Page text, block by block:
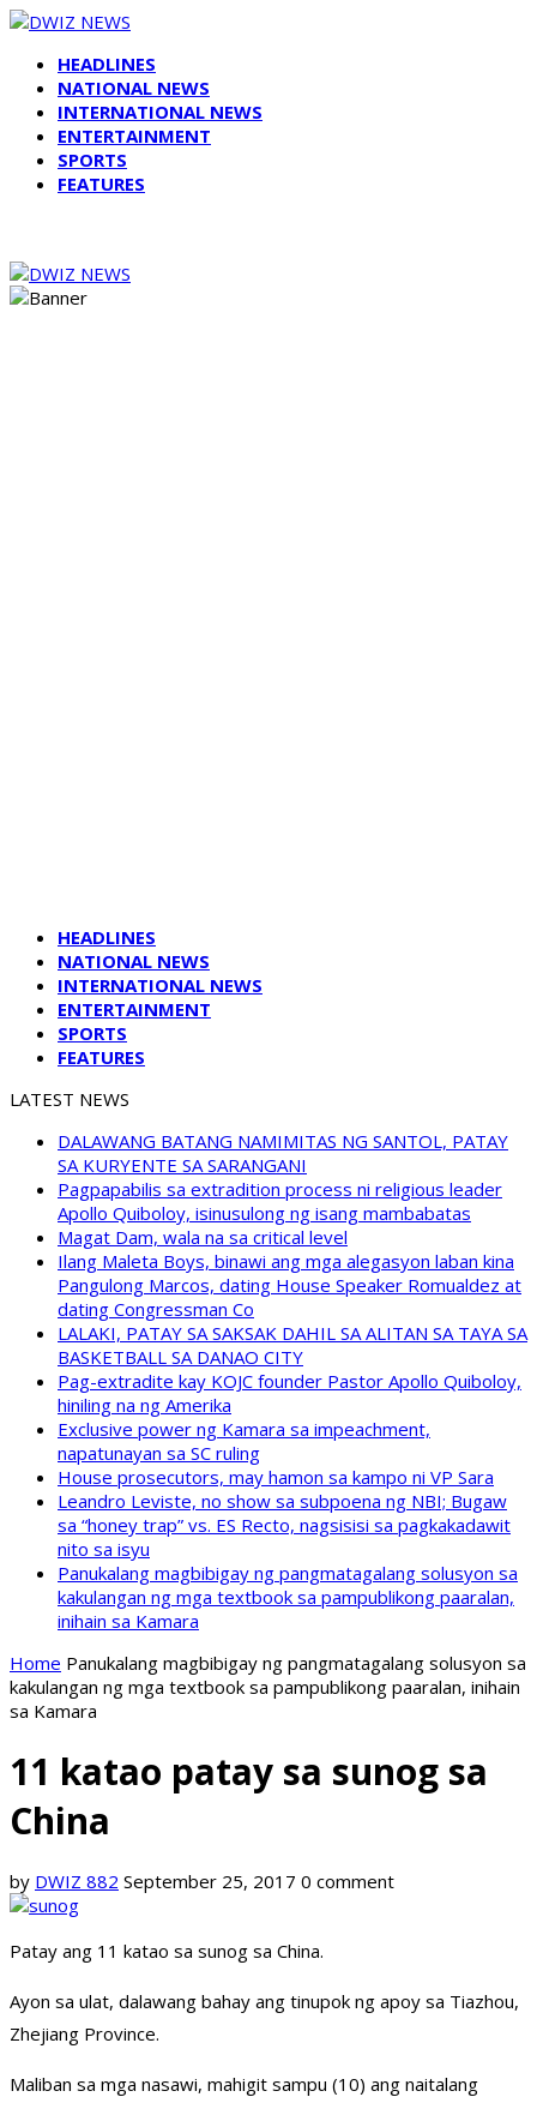
HEADLINES
NATIONAL NEWS
INTERNATIONAL NEWS
ENTERTAINMENT
SPORTS
FEATURES
HEADLINES
NATIONAL NEWS
INTERNATIONAL NEWS
ENTERTAINMENT
SPORTS
FEATURES
LATEST NEWS
DALAWANG BATANG NAMIMITAS NG SANTOL, PATAY
SA KURYENTE SA SARANGANI
Pagpapabilis sa extradition process ni religious leader
Apollo Quiboloy, isinusulong ng isang mambabatas
Magat Dam, wala na sa critical level
Ilang Maleta Boys, binawi ang mga alegasyon laban kina
Pangulong Marcos, dating House Speaker Romualdez at
dating Congressman Co
LALAKI, PATAY SA SAKSAK DAHIL SA ALITAN SA TAYA SA
BASKETBALL SA DANAO CITY
Pag-extradite kay KOJC founder Pastor Apollo Quiboloy,
hiniling na ng Amerika
Exclusive power ng Kamara sa impeachment,
napatunayan sa SC ruling
House prosecutors, may hamon sa kampo ni VP Sara
Leandro Leviste, no show sa subpoena ng NBI; Bugaw
sa “honey trap” vs. ES Recto, nagsisisi sa pagkakadawit
nito sa isyu
Panukalang magbibigay ng pangmatagalang solusyon sa
kakulangan ng mga textbook sa pampublikong paaralan,
inihain sa Kamara
Home Panukalang magbibigay ng pangmatagalang solusyon sa
kakulangan ng mga textbook sa pampublikong paaralan, inihain
sa Kamara
11 katao patay sa sunog sa
China
by DWIZ 882 September 25, 2017 0 comment
Patay ang 11 katao sa sunog sa China.
Ayon sa ulat, dalawang bahay ang tinupok ng apoy sa Tiazhou,
Zhejiang Province.
Maliban sa mga nasawi, mahigit sampu (10) ang naitalang